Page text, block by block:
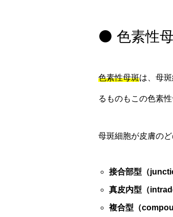
⚫ 色素性
色素性母斑は、母
るものもこの色素
母斑細胞が皮膚の
接合部型（
真皮内型（
複合型（